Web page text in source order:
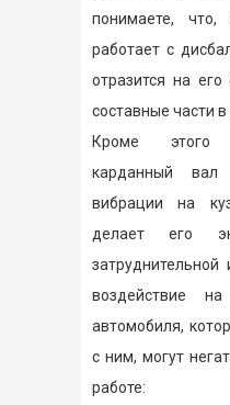
понимаете,
работает с
отразится на
составные части в
Кроме этого
карданный вал
вибрации на
делает его
воздействие
автомобиля,
с ним, могут
работе: